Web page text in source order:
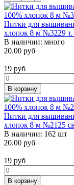
Нитки для
хлопок 8 м №3229 т.
В наличии: много
20.00 руб
19 руб
В корзину
Нитки для
хлопок 8 м №2125
В наличии: 162 шт
20.00 руб
19 руб
В корзину